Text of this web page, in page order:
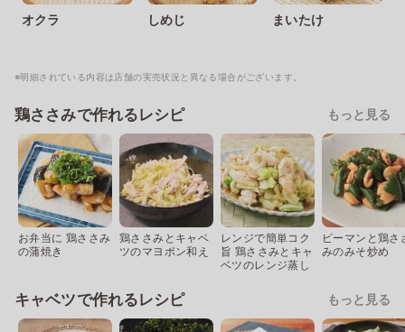
オクラ しめじ まいたけ
※明細されている内容は店舗の実売状況と異なる場合がございます。
鶏ささみで作れるレシピ もっと見る
お弁当に 鶏ささみ
の蒲焼き
鶏ささみとキャベ
ツのマヨポン和え
レンジで簡単コク
旨 鶏ささみとキャ
ベツのレンジ蒸し
ピーマンと鶏さ
みのみそ炒め
キャベツで作れるレシピ もっと見る